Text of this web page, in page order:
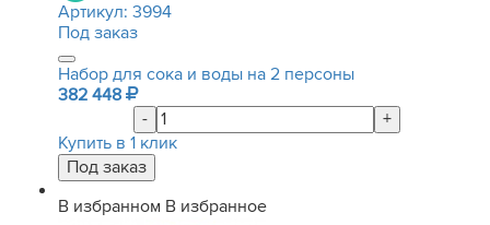
Артикул: 3994
Под заказ
Набор для сока и воды на 2 персоны
382 448
-
+
Купить в 1 клик
В избранном В избранное